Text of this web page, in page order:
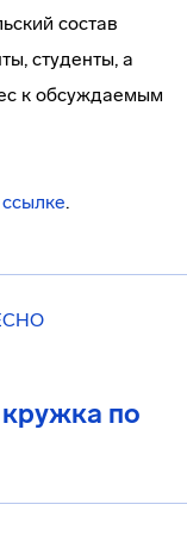
состав
студенты, а
к обсуждаемым
.
кружка по